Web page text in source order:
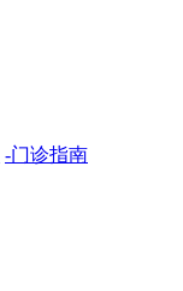
-门诊指南